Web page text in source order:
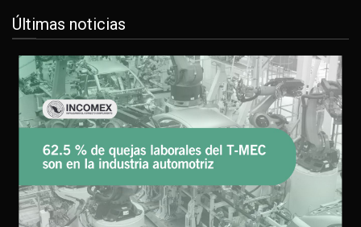
Últimas noticias